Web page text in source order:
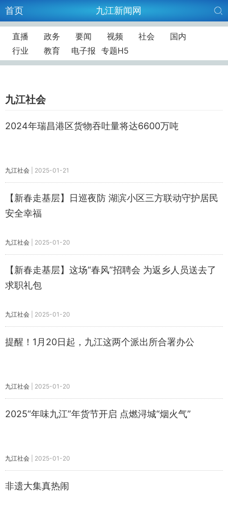
首页 九江新闻网
直播 政务 要闻 视频 社会
国内
行业
教育 电子报 专题H5
九江社会
2024年瑞昌港区货物吞吐量将达6600万吨
九江社会 2025-01-21
【新春走基层】日巡夜防 湖滨小区三方联动守护居民
安全幸福
九江社会 2025-01-20
【新春走基层】这场“春风”招聘会 为返乡人员送去了
求职礼包
九江社会 2025-01-20
提醒！1月20日起，九江这两个派出所合署办公
九江社会 2025-01-20
2025“年味九江”年货节开启 点燃浔城“烟火气”
九江社会 2025-01-20
非遗大集真热闹